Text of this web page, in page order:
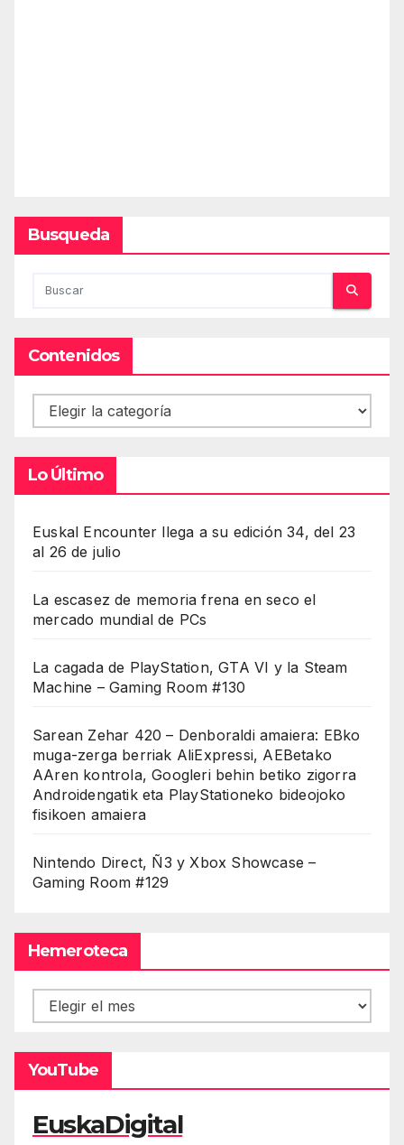
Busqueda
Contenidos
Contenidos
Lo Último
Euskal Encounter llega a su edición 34, del 23
al 26 de julio
La escasez de memoria frena en seco el
mercado mundial de PCs
La cagada de PlayStation, GTA VI y la Steam
Machine – Gaming Room #130
Sarean Zehar 420 – Denboraldi amaiera: EBko
muga-zerga berriak AliExpressi, AEBetako
AAren kontrola, Googleri behin betiko zigorra
Androidengatik eta PlayStationeko bideojoko
fisikoen amaiera
Nintendo Direct, Ñ3 y Xbox Showcase –
Gaming Room #129
Hemeroteca
Hemeroteca
YouTube
EuskaDigital